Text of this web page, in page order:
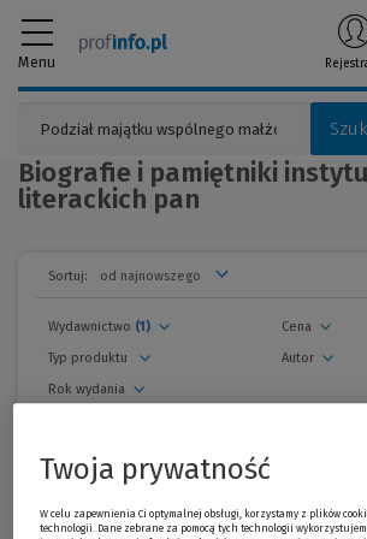
Menu
Biografie i pamiętniki
literackich pan
Sortuj:
Wydawnictwo (1)
Autor
Cena
Rok wydania
Typ produktu
zwiń
Wszystkie produkty
Twoja prywatność
W celu zapewnienia Ci optymalnej obsługi, korzystamy z plików
technologii. Dane zebrane za pomocą tych technologii